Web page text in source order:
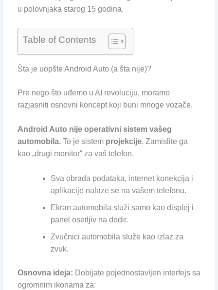
u polovnjaka starog 15 godina.
Table of Contents
Šta je uopšte Android Auto (a šta nije)?
Pre nego što uđemo u AI revoluciju, moramo
razjasniti osnovni koncept koji buni mnoge vozače.
Android Auto nije operativni sistem vašeg
automobila.To je sistem projekcije. Zamislite ga
kao „drugi monitor“ za vaš telefon.
Sva obrada podataka, internet konekcija i
aplikacije nalaze se na vašem telefonu.
Ekran automobila služi samo kao displej i
panel osetljiv na dodir.
Zvučnici automobila služe kao izlaz za
zvuk.
Osnovna ideja: Dobijate pojednostavljen interfejs sa
ogromnim ikonama za: